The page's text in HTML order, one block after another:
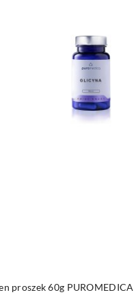
proszek 60g PUROMEDICA